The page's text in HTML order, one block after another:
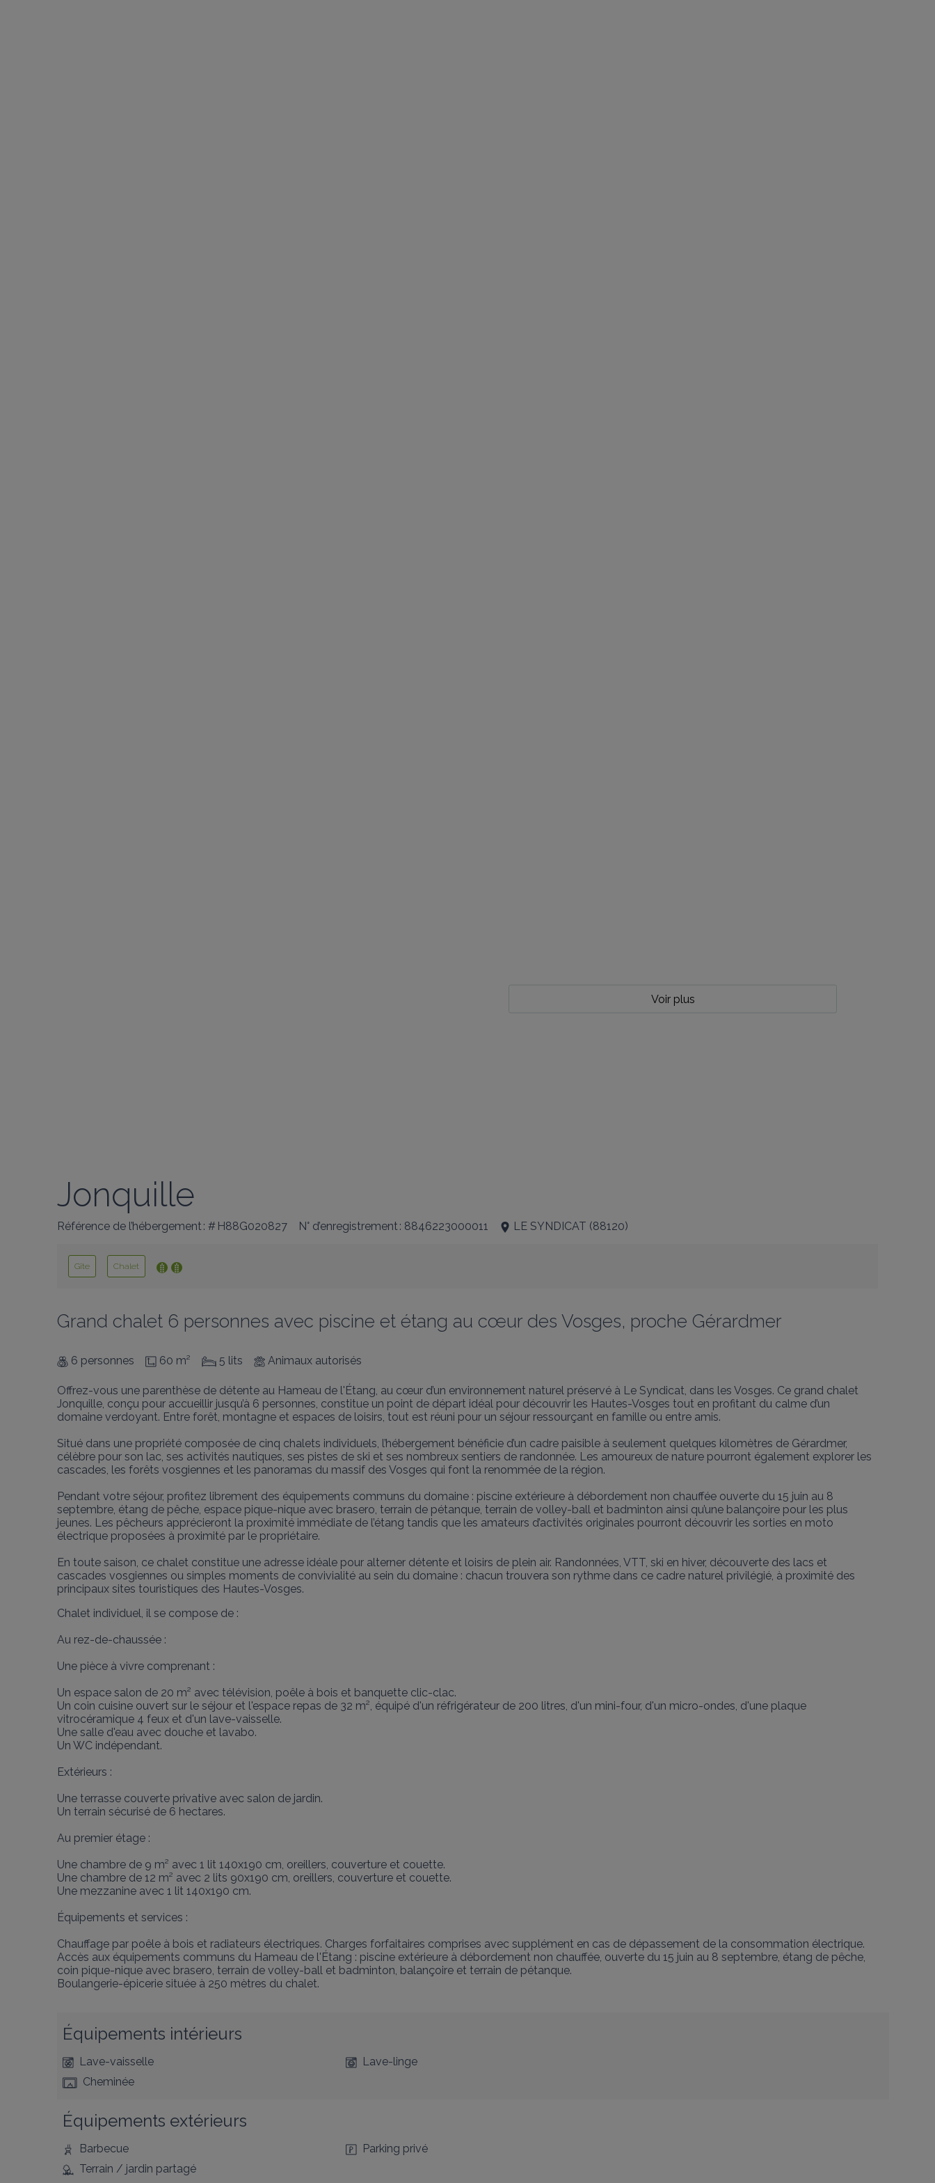
Voir plus
Jonquille
Référence de l’hébergement : # H88G020827 N° d’enregistrement : 8846223000011 LE SYNDICAT (88120)
Gîte Chalet
Grand chalet 6 personnes avec piscine et étang au cœur des Vosges, proche Gérardmer
6 personnes 60 m² 5 lits Animaux autorisés
Offrez-vous une parenthèse de détente au Hameau de l'Étang, au cœur d’un environnement naturel préservé à Le Syndicat, dans les Vosges. Ce grand chalet
Jonquille, conçu pour accueillir jusqu’à 6 personnes, constitue un point de départ idéal pour découvrir les Hautes-Vosges tout en profitant du calme d’un
domaine verdoyant. Entre forêt, montagne et espaces de loisirs, tout est réuni pour un séjour ressourçant en famille ou entre amis.
Situé dans une propriété composée de cinq chalets individuels, l’hébergement bénéficie d’un cadre paisible à seulement quelques kilomètres de Gérardmer,
célèbre pour son lac, ses activités nautiques, ses pistes de ski et ses nombreux sentiers de randonnée. Les amoureux de nature pourront également explorer les
cascades, les forêts vosgiennes et les panoramas du massif des Vosges qui font la renommée de la région.
Pendant votre séjour, profitez librement des équipements communs du domaine : piscine extérieure à débordement non chauffée ouverte du 15 juin au 8
septembre, étang de pêche, espace pique-nique avec brasero, terrain de pétanque, terrain de volley-ball et badminton ainsi qu’une balançoire pour les plus
jeunes. Les pêcheurs apprécieront la proximité immédiate de l’étang tandis que les amateurs d’activités originales pourront découvrir les sorties en moto
électrique proposées à proximité par le propriétaire.
En toute saison, ce chalet constitue une adresse idéale pour alterner détente et loisirs de plein air. Randonnées, VTT, ski en hiver, découverte des lacs et
cascades vosgiennes ou simples moments de convivialité au sein du domaine : chacun trouvera son rythme dans ce cadre naturel privilégié, à proximité des
principaux sites touristiques des Hautes-Vosges.
Chalet individuel, il se compose de :
Au rez-de-chaussée :
Une pièce à vivre comprenant :
Un espace salon de 20 m² avec télévision, poêle à bois et banquette clic-clac.
Un coin cuisine ouvert sur le séjour et l'espace repas de 32 m², équipé d'un réfrigérateur de 200 litres, d'un mini-four, d'un micro-ondes, d'une plaque
vitrocéramique 4 feux et d'un lave-vaisselle.
Une salle d'eau avec douche et lavabo.
Un WC indépendant.
Extérieurs :
Une terrasse couverte privative avec salon de jardin.
Un terrain sécurisé de 6 hectares.
Au premier étage :
Une chambre de 9 m² avec 1 lit 140x190 cm, oreillers, couverture et couette.
Une chambre de 12 m² avec 2 lits 90x190 cm, oreillers, couverture et couette.
Une mezzanine avec 1 lit 140x190 cm.
Équipements et services :
Chauffage par poêle à bois et radiateurs électriques. Charges forfaitaires comprises avec supplément en cas de dépassement de la consommation électrique.
Accès aux équipements communs du Hameau de l'Étang : piscine extérieure à débordement non chauffée, ouverte du 15 juin au 8 septembre, étang de pêche,
coin pique-nique avec brasero, terrain de volley-ball et badminton, balançoire et terrain de pétanque.
Boulangerie-épicerie située à 250 mètres du chalet.
Équipements intérieurs
Lave-vaisselle
Lave-linge
Cheminée
Équipements extérieurs
Barbecue
Parking privé
Terrain / jardin partagé